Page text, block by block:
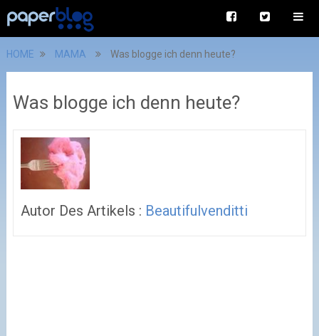
HOME MAMA Was blogge ich denn heute?
Was blogge ich denn heute?
Autor Des Artikels : Beautifulvenditti